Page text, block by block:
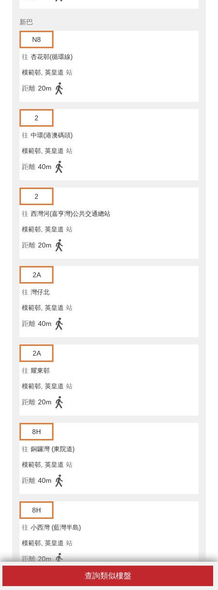
查詢類似樓盤
新巴
N8
往 杏花邨(循環線)
模範邨, 英皇道 站
距離 20m
2
往 中環(港澳碼頭)
模範邨, 英皇道 站
距離 40m
2
往 西灣河(嘉亨灣)公共交通總站
模範邨, 英皇道 站
距離 20m
2A
往 灣仔北
模範邨, 英皇道 站
距離 40m
2A
往 耀東邨
模範邨, 英皇道 站
距離 20m
8H
往 銅鑼灣 (東院道)
模範邨, 英皇道 站
距離 40m
8H
往 小西灣 (藍灣半島)
模範邨, 英皇道 站
距離 20m